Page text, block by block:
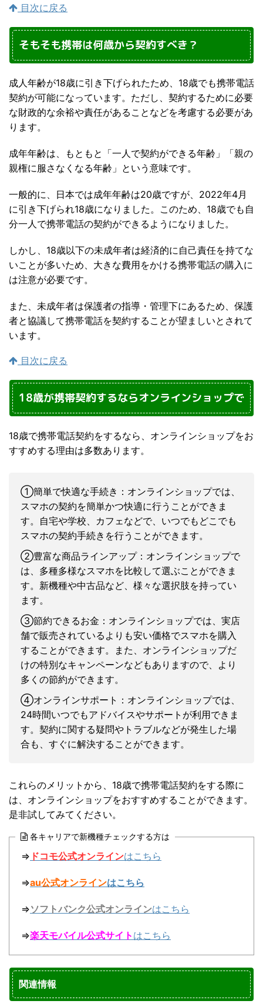
目次に戻る
そもそも携帯は何歳から契約すべき？
成人年齢が18歳に引き下げられたため、18歳でも携帯電話
契約が可能になっています。ただし、契約するために必要
な財政的な余裕や責任があることなどを考慮する必要があ
ります。
成年年齢は、もともと「一人で契約ができる年齢」「親の
親権に服さなくなる年齢」という意味です。
一般的に、日本では成年年齢は20歳ですが、2022年4月
に引き下げられ18歳になりました。このため、18歳でも自
分一人で携帯電話の契約ができるようになりました。
しかし、18歳以下の未成年者は経済的に自己責任を持てな
いことが多いため、大きな費用をかける携帯電話の購入に
は注意が必要です。
また、未成年者は保護者の指導・管理下にあるため、保護
者と協議して携帯電話を契約することが望ましいとされて
います。
目次に戻る
18歳が携帯契約するならオンラインショップで
18歳で携帯電話契約をするなら、オンラインショップをお
すすめする理由は多数あります。
①簡単で快適な手続き：オンラインショップでは、
スマホの契約を簡単かつ快適に行うことができま
す。自宅や学校、カフェなどで、いつでもどこでも
スマホの契約手続きを行うことができます。
②豊富な商品ラインアップ：オンラインショップで
は、多種多様なスマホを比較して選ぶことができま
す。新機種や中古品など、様々な選択肢を持ってい
ます。
③節約できるお金：オンラインショップでは、実店
舗で販売されているよりも安い価格でスマホを購入
することができます。また、オンラインショップだ
けの特別なキャンペーンなどもありますので、より
多くの節約ができます。
④オンラインサポート：オンラインショップでは、
24時間いつでもアドバイスやサポートが利用できま
す。契約に関する疑問やトラブルなどが発生した場
合も、すぐに解決することができます。
これらのメリットから、18歳で携帯電話契約をする際に
は、オンラインショップをおすすめすることができます。
是非試してみてください。
各キャリアで新機種チェックする方は
⇒ ドコモ公式オンラインはこちら
⇒au公式オンラインはこちら
⇒ソフトバンク公式オンラインはこちら
⇒楽天モバイル公式サイト はこちら
関連情報